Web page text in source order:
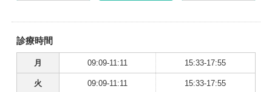
診療時間
月 09:09-11:11 15:33-17:55
火 09:09-11:11 15:33-17:55